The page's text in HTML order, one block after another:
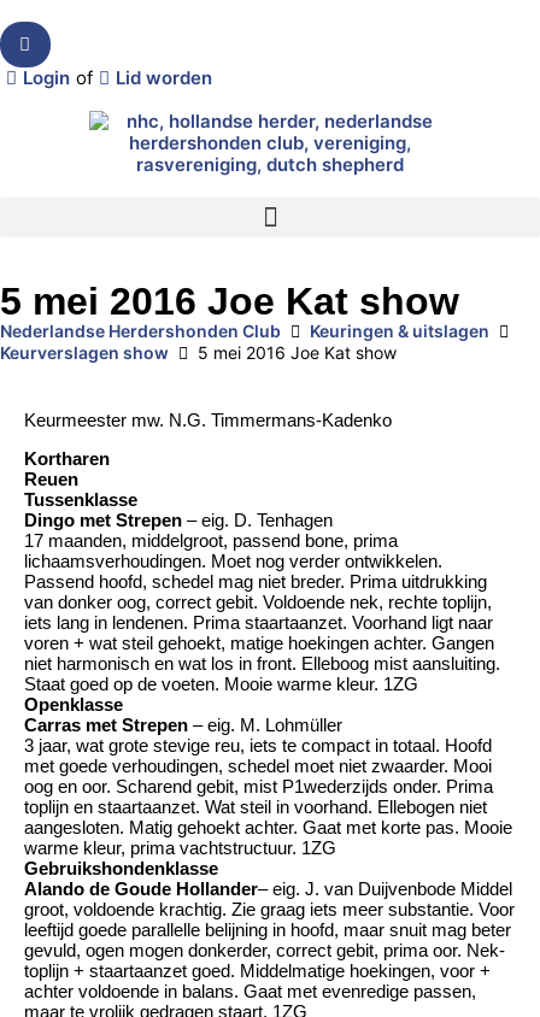
Login of Lid worden
5 mei 2016 Joe Kat show
Nederlandse Herdershonden Club
Keuringen & uitslagen
Keurverslagen show
5 mei 2016 Joe Kat show
Keurmeester mw. N.G. Timmermans-Kadenko
Kortharen
Reuen
Tussenklasse
Dingo met Strepen – eig. D. Tenhagen
17 maanden, middelgroot, passend bone, prima
lichaamsverhoudingen. Moet nog verder ontwikkelen.
Passend hoofd, schedel mag niet breder. Prima uitdrukking
van donker oog, correct gebit. Voldoende nek, rechte toplijn,
iets lang in lendenen. Prima staartaanzet. Voorhand ligt naar
voren + wat steil gehoekt, matige hoekingen achter. Gangen
niet harmonisch en wat los in front. Elleboog mist aansluiting.
Staat goed op de voeten. Mooie warme kleur. 1ZG
Openklasse
Carras met Strepen – eig. M. Lohmüller
3 jaar, wat grote stevige reu, iets te compact in totaal. Hoofd
met goede verhoudingen, schedel moet niet zwaarder. Mooi
oog en oor. Scharend gebit, mist P1wederzijds onder. Prima
toplijn en staartaanzet. Wat steil in voorhand. Ellebogen niet
aangesloten. Matig gehoekt achter. Gaat met korte pas. Mooie
warme kleur, prima vachtstructuur. 1ZG
Gebruikshondenklasse
Alando de Goude Hollander– eig. J. van Duijvenbode Middel
groot, voldoende krachtig. Zie graag iets meer substantie. Voor
leeftijd goede parallelle belijning in hoofd, maar snuit mag beter
gevuld, ogen mogen donkerder, correct gebit, prima oor. Nek-
toplijn + staartaanzet goed. Middelmatige hoekingen, voor +
achter voldoende in balans. Gaat met evenredige passen,
maar te vrolijk gedragen staart. 1ZG